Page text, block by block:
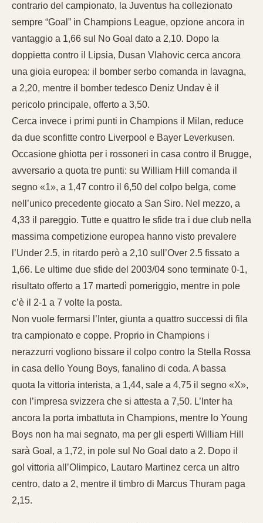
contrario del campionato, la Juventus ha collezionato
sempre “Goal” in Champions League, opzione ancora in
vantaggio a 1,66 sul No Goal dato a 2,10. Dopo la
doppietta contro il Lipsia, Dusan Vlahovic cerca ancora
una gioia europea: il bomber serbo comanda in lavagna,
a 2,20, mentre il bomber tedesco Deniz Undav è il
pericolo principale, offerto a 3,50.
Cerca invece i primi punti in Champions il Milan, reduce
da due sconfitte contro Liverpool e Bayer Leverkusen.
Occasione ghiotta per i rossoneri in casa contro il Brugge,
avversario a quota tre punti: su William Hill comanda il
segno «1», a 1,47 contro il 6,50 del colpo belga, come
nell’unico precedente giocato a San Siro. Nel mezzo, a
4,33 il pareggio. Tutte e quattro le sfide tra i due club nella
massima competizione europea hanno visto prevalere
l’Under 2.5, in ritardo però a 2,10 sull’Over 2.5 fissato a
1,66. Le ultime due sfide del 2003/04 sono terminate 0-1,
risultato offerto a 17 martedì pomeriggio, mentre in pole
c’è il 2-1 a 7 volte la posta.
Non vuole fermarsi l’Inter, giunta a quattro successi di fila
tra campionato e coppe. Proprio in Champions i
nerazzurri vogliono bissare il colpo contro la Stella Rossa
in casa dello Young Boys, fanalino di coda. A bassa
quota la vittoria interista, a 1,44, sale a 4,75 il segno «X»,
con l’impresa svizzera che si attesta a 7,50. L’Inter ha
ancora la porta imbattuta in Champions, mentre lo Young
Boys non ha mai segnato, ma per gli esperti William Hill
sarà Goal, a 1,72, in pole sul No Goal dato a 2. Dopo il
gol vittoria all’Olimpico, Lautaro Martinez cerca un altro
centro, dato a 2, mentre il timbro di Marcus Thuram paga
2,15.